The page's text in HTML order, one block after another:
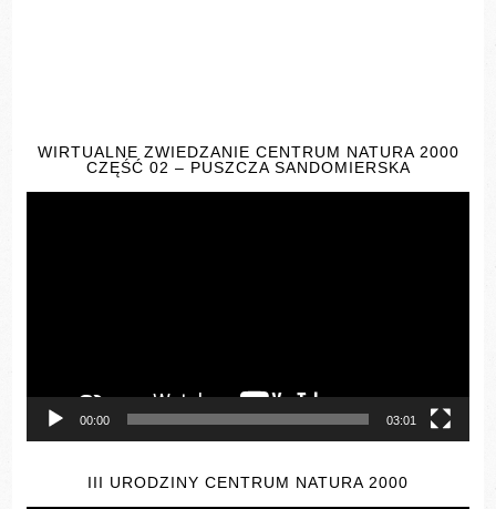
WIRTUALNE ZWIEDZANIE CENTRUM NATURA 2000
CZĘŚĆ 02 – PUSZCZA SANDOMIERSKA
00:00 03:01
III URODZINY CENTRUM NATURA 2000